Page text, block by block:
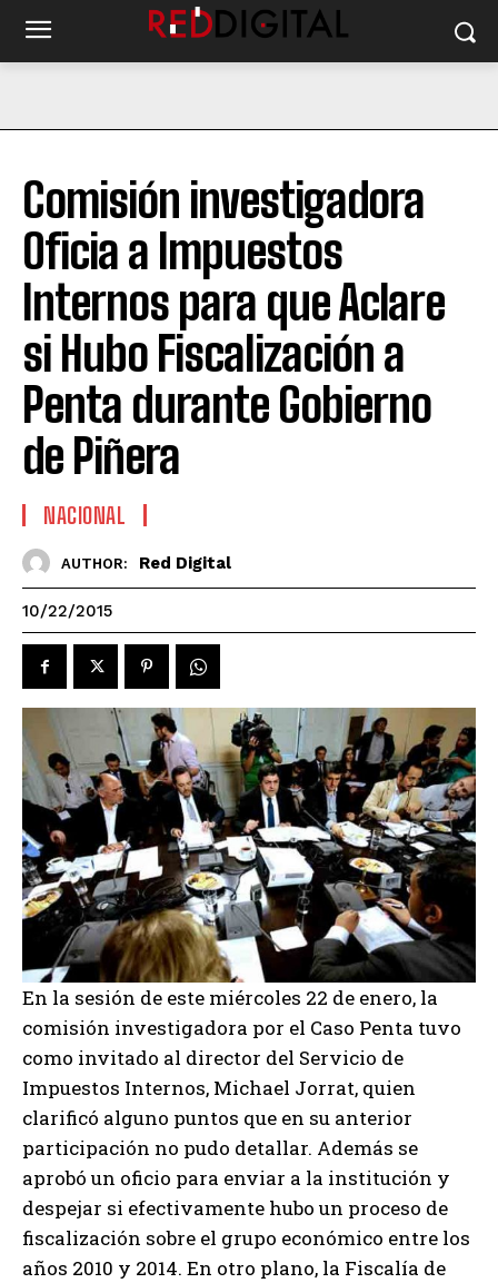
Comisión investigadora
Oficia a Impuestos
Internos para que Aclare
si Hubo Fiscalización a
Penta durante Gobierno
de Piñera
NACIONAL
AUTHOR: Red Digital
10/22/2015
En la sesión de este miércoles 22 de enero, la
comisión investigadora por el Caso Penta tuvo
como invitado al director del Servicio de
Impuestos Internos, Michael Jorrat, quien
clarificó alguno puntos que en su anterior
participación no pudo detallar. Además se
aprobó un oficio para enviar a la institución y
despejar si efectivamente hubo un proceso de
fiscalización sobre el grupo económico entre los
años 2010 y 2014. En otro plano, la Fiscalía de